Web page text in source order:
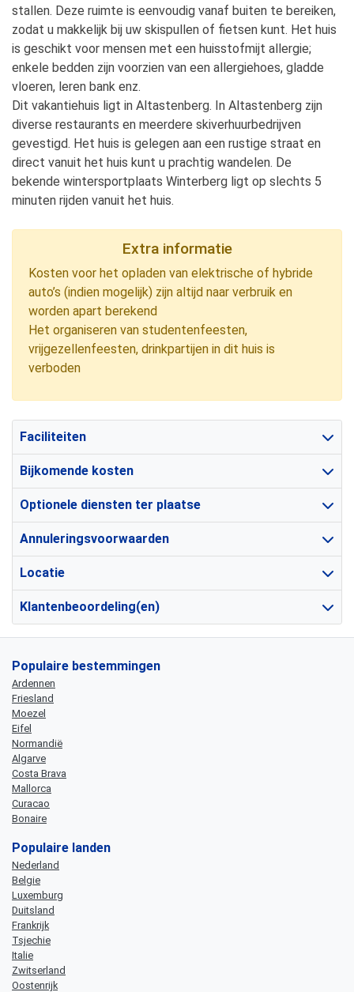
stallen. Deze ruimte is eenvoudig vanaf buiten te bereiken,
zodat u makkelijk bij uw skispullen of fietsen kunt. Het huis
is geschikt voor mensen met een huisstofmijt allergie;
enkele bedden zijn voorzien van een allergiehoes, gladde
vloeren, leren bank enz.
Dit vakantiehuis ligt in Altastenberg. In Altastenberg zijn
diverse restaurants en meerdere skiverhuurbedrijven
gevestigd. Het huis is gelegen aan een rustige straat en
direct vanuit het huis kunt u prachtig wandelen. De
bekende wintersportplaats Winterberg ligt op slechts 5
minuten rijden vanuit het huis.
Extra informatie
Kosten voor het opladen van elektrische of hybride
auto’s (indien mogelijk) zijn altijd naar verbruik en
worden apart berekend
Het organiseren van studentenfeesten,
vrijgezellenfeesten, drinkpartijen in dit huis is
verboden
Faciliteiten
Bijkomende kosten
Optionele diensten ter plaatse
Annuleringsvoorwaarden
Locatie
Klantenbeoordeling(en)
Populaire bestemmingen
Ardennen
Friesland
Moezel
Eifel
Normandië
Algarve
Costa Brava
Mallorca
Curacao
Bonaire
Populaire landen
Nederland
Belgie
Luxemburg
Duitsland
Frankrijk
Tsjechie
Italie
Zwitserland
Oostenrijk